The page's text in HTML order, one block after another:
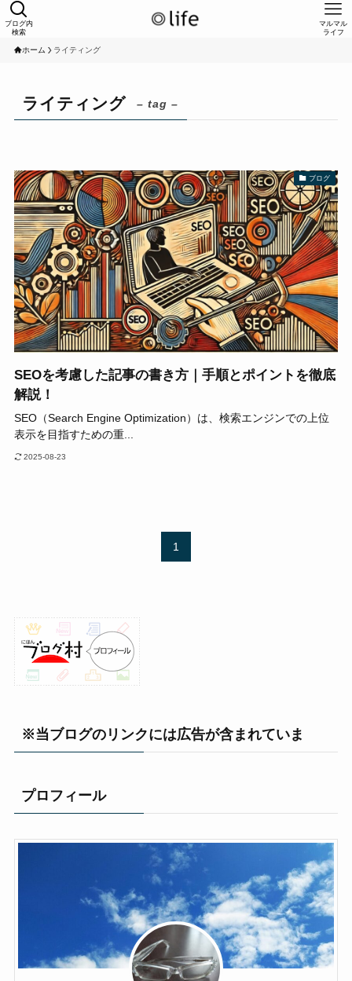
ブログ内
検索
マルマル
ライフ
ホーム ライティング
ライティング – tag –
ブログ
SEOを考慮した記事の書き方｜手順とポイントを徹底
解説！
SEO（Search Engine Optimization）は、検索エンジンでの上位
表示を目指すための重...
2025-08-23
1
※当ブログのリンクには広告が含まれていま
プロフィール